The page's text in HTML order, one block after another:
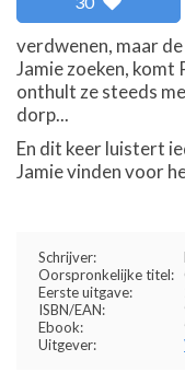
verdwenen, maar
Jamie zoeken, komt
onthult ze steeds
dorp...
En dit keer luistert
Jamie vinden voor
Schrijver:
Oorspronkelijke titel:
Eerste uitgave:
ISBN/EAN:
Ebook:
Uitgever: